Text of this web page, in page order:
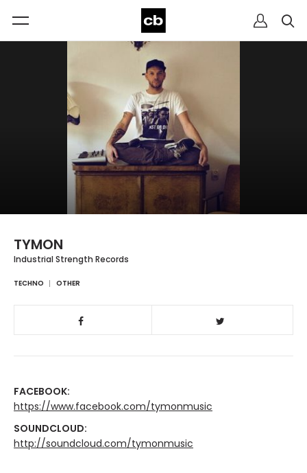
TYMON
Industrial Strength Records
TECHNO OTHER
FACEBOOK:
https://www.facebook.com/tymonmusic
SOUNDCLOUD:
http://soundcloud.com/tymonmusic